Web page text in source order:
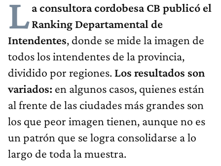
La consultora cordobesa CB publicó el
Ranking Departamental de
Intendentes, donde se mide la imagen de
todos los intendentes de la provincia,
dividido por regiones. Los resultados son
variados: en algunos casos, quienes están
al frente de las ciudades más grandes son
los que peor imagen tienen, aunque no es
un patrón que se logra consolidarse a lo
largo de toda la muestra.